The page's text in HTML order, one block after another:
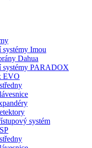
systémy Imou
Dahua
systémy PARADOX
EVO
systém